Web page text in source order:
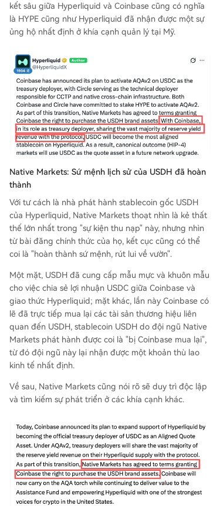
kết sâu giữa Hyperliquid và Coinbase cũng có nghĩa
là HYPE cũng như Hyperliquid đã nhận được một sự
ủng hộ nhất định ở khía cạnh quản lý tại Mỹ.
Native Markets: Sứ mệnh lịch sử của USDH đã hoàn
thành
Với tư cách là nhà phát hành stablecoin gốc USDH
của Hyperliquid, Native Markets thoạt nhìn là kẻ thất
thế lớn nhất trong "sự kiện thu nạp" này, nhưng nhìn
từ bài đăng chính thức của họ, kết cục cũng có thể
coi là "hoàn thành sứ mệnh, rút lui về vườn".
Một mặt, USDH đã cung cấp mẫu mực và khuôn mẫu
cho việc chia sẻ lợi nhuận USDC giữa Coinbase và
giao thức Hyperliquid; mặt khác, lần này Coinbase có
lẽ đã trực tiếp mua lại các tài sản thương hiệu liên
quan đến USDH, stablecoin USDH do đội ngũ Native
Markets phát hành được coi là "bị Coinbase mua lại",
từ đó đội ngũ này lại nhận được một khoản thù lao
kinh tế nhất định.
Về sau, Native Markets cũng nói rõ sẽ duy trì độc lập
và tìm kiếm sự phát triển ở các khía cạnh khác.